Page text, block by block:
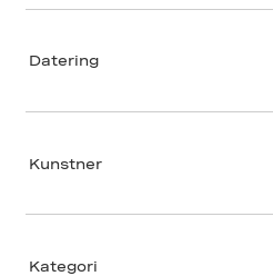
Datering
Kunstner
Kategori